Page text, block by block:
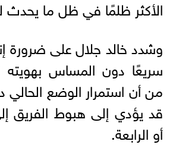
الأكثر ظلمًا في ظل ما يحدث
وشدد خالد جلال على ضرورة
سريعًا دون المساس بهويته
من أن استمرار الوضع
قد يؤدي إلى هبوط الفريق
أو الرابعة.